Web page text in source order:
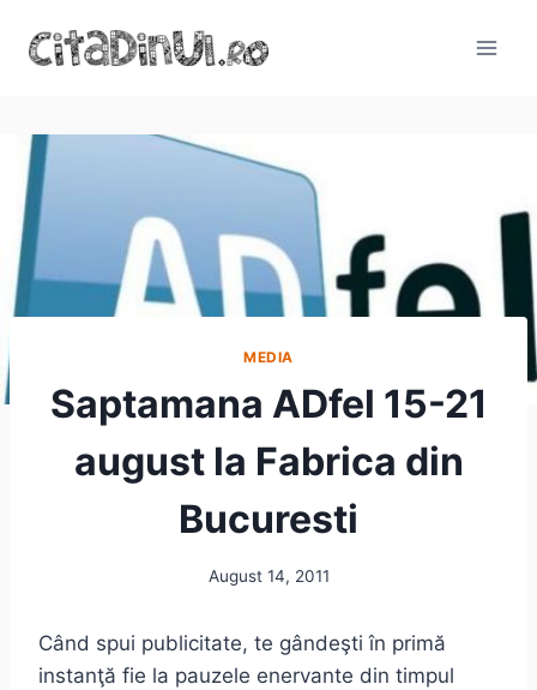
MEDIA
Saptamana ADfel 15-21
august la Fabrica din
Bucuresti
August 14, 2011
Când spui publicitate, te gândeşti în primă
instanţă fie la pauzele enervante din timpul